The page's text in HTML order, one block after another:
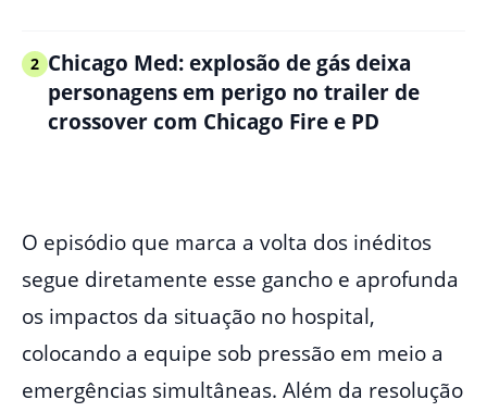
2 Chicago Med: explosão de gás deixa
personagens em perigo no trailer de
crossover com Chicago Fire e PD
O episódio que marca a volta dos inéditos
segue diretamente esse gancho e aprofunda
os impactos da situação no hospital,
colocando a equipe sob pressão em meio a
emergências simultâneas. Além da resolução